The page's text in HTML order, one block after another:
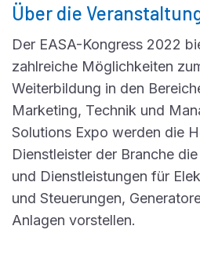
Über die
Der EASA-Kongress 2022
zahlreiche Möglichkeiten
Weiterbildung in den
Marketing, Technik und
Solutions Expo werden die
Dienstleister der Branche
und Dienstleistungen für
und Steuerungen,
Anlagen vorstellen.